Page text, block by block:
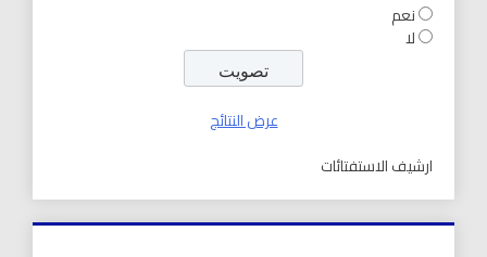
نعم
لا
عرض النتائج
ارشيف الاستفتائات